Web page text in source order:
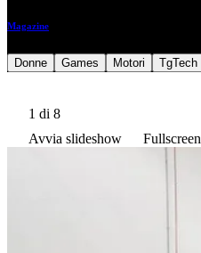
Magazine
Donne Games Motori TgTech
1 di 8
Avvia slideshow
Fullscreen